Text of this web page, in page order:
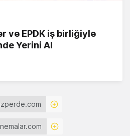
ve EPDK iş birliğiyle
Yerini Al